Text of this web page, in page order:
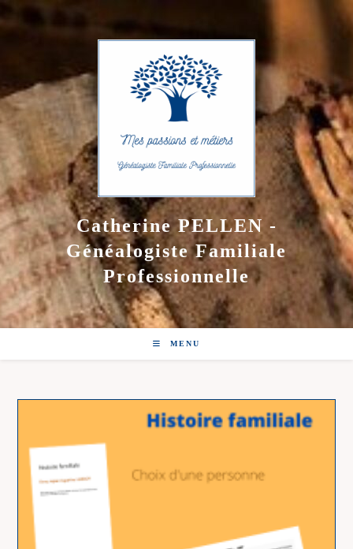
Catherine PELLEN -
Généalogiste Familiale
Professionnelle
MENU